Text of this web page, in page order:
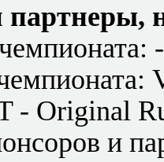
партнеры,
- Original
и